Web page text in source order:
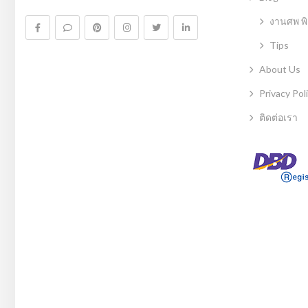
งานศพ
Tips
About Us
Privacy
ติดต่อเรา